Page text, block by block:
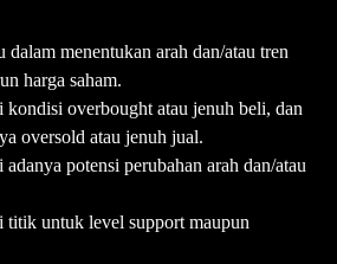
dalam menentukan arah dan/atau tren
harga saham.
overbought atau jenuh beli, dan
oversold atau jenuh jual.
potensi perubahan arah dan/atau
titik untuk level support maupun